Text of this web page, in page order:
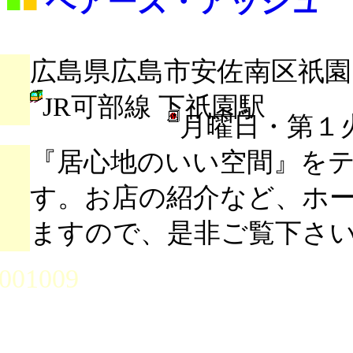
広島県広島市安佐南区祇
JR可部線 下祇園駅
月曜日・第１
『居心地のいい空間』を
す。お店の紹介など、ホ
ますので、是非ご覧下さ